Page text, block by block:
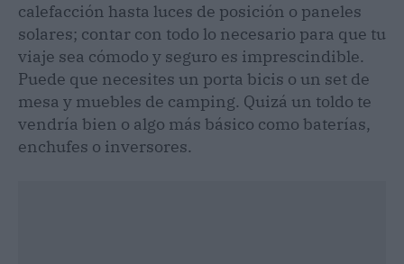
calefacción hasta luces de posición o paneles
solares; contar con todo lo necesario para que tu
viaje sea cómodo y seguro es imprescindible.
Puede que necesites un porta bicis o un set de
mesa y muebles de camping. Quizá un toldo te
vendría bien o algo más básico como baterías,
enchufes o inversores.